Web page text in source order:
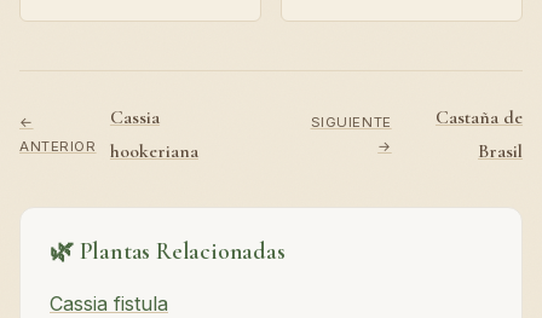
←
ANTERIOR
Cassia
hookeriana
SIGUIENTE
→
Castaña de
Brasil
🌿 Plantas Relacionadas
Cassia fistula